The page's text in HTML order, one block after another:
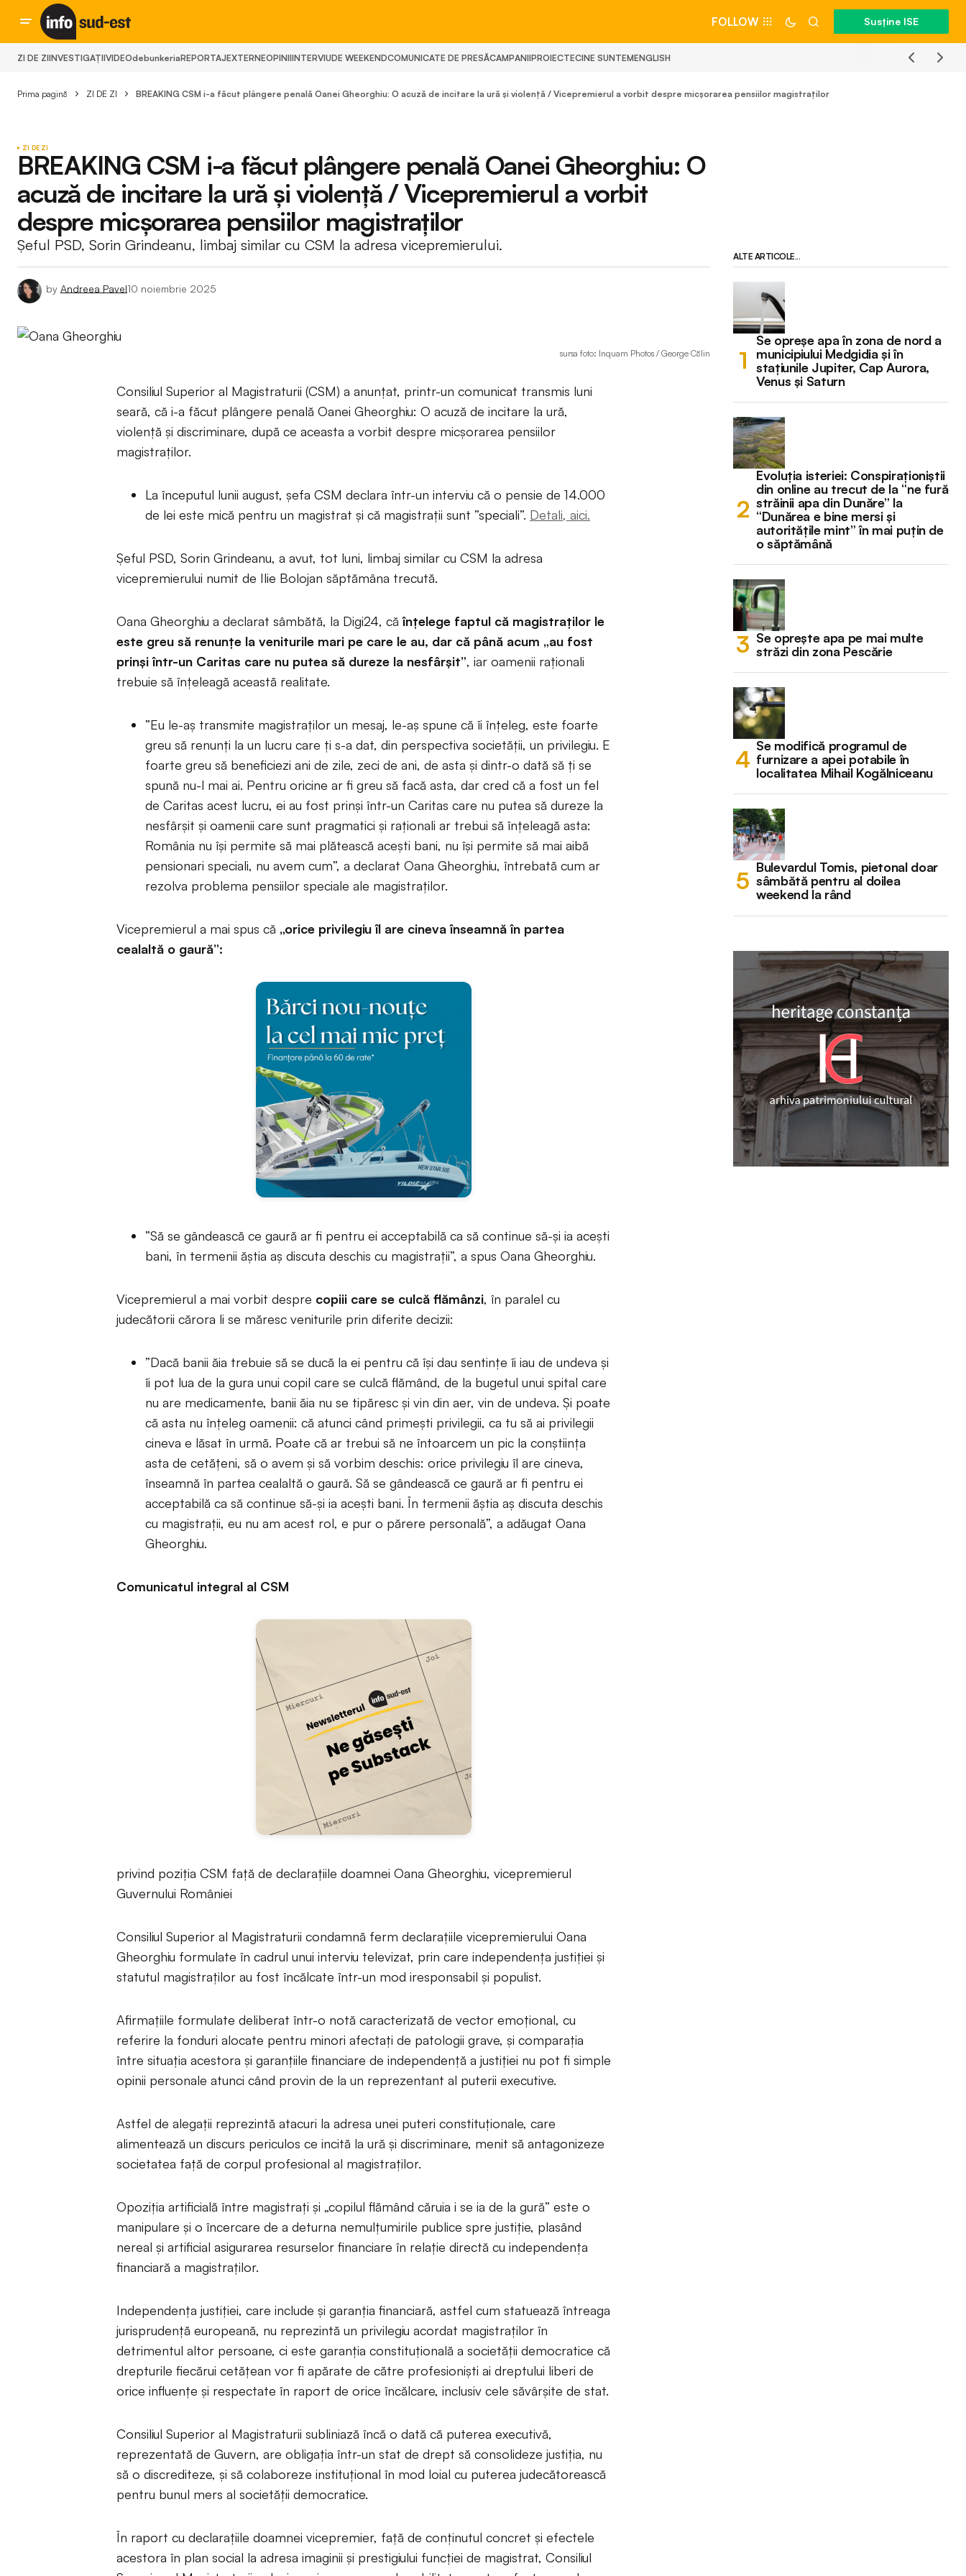
FOLLOW Susține ISE
ZI DE ZIINVESTIGAȚIIVIDEOdebunkeriaREPORTAJEXTERNEOPINIIINTERVIUDE WEEKENDCOMUNICATE DE PRESĂCAMPANIIPROIECTECINE SUNTEMENGLISH
Prima pagină ZI DE ZI BREAKING CSM i-a făcut plângere penală Oanei Gheorghiu: O acuză de incitare la ură și violență / Vicepremierul a vorbit despre micșorarea pensiilor magistraților
ZI DE ZI
BREAKING CSM i-a făcut plângere penală Oanei Gheorghiu: O
acuză de incitare la ură și violență / Vicepremierul a vorbit
despre micșorarea pensiilor magistraților
Șeful PSD, Sorin Grindeanu, limbaj similar cu CSM la adresa vicepremierului.
by Andreea Pavel10 noiembrie 2025
sursa foto: Inquam Photos / George Călin
Consiliul Superior al Magistraturii (CSM) a anunțat, printr-un comunicat transmis luni
seară, că i-a făcut plângere penală Oanei Gheorghiu: O acuză de incitare la ură,
violență și discriminare, după ce aceasta a vorbit despre micșorarea pensiilor
magistraților.
La începutul lunii august, șefa CSM declara într-un interviu că o pensie de 14.000
de lei este mică pentru un magistrat și că magistrații sunt ”speciali”. Detali, aici.
Șeful PSD, Sorin Grindeanu, a avut, tot luni, limbaj similar cu CSM la adresa
vicepremierului numit de Ilie Bolojan săptămâna trecută.
Oana Gheorghiu a declarat sâmbătă, la Digi24, că înțelege faptul că magistraților le
este greu să renunțe la veniturile mari pe care le au, dar că până acum „au fost
prinşi într-un Caritas care nu putea să dureze la nesfârşit”, iar oamenii raţionali
trebuie să înţeleagă această realitate.
”Eu le-aş transmite magistraţilor un mesaj, le-aş spune că îi înţeleg, este foarte
greu să renunţi la un lucru care ţi s-a dat, din perspectiva societăţii, un privilegiu. E
foarte greu să beneficiezi ani de zile, zeci de ani, de asta şi dintr-o dată să ţi se
spună nu-l mai ai. Pentru oricine ar fi greu să facă asta, dar cred că a fost un fel
de Caritas acest lucru, ei au fost prinşi într-un Caritas care nu putea să dureze la
nesfârşit şi oamenii care sunt pragmatici şi raţionali ar trebui să înţeleagă asta:
România nu îşi permite să mai plătească aceşti bani, nu îşi permite să mai aibă
pensionari speciali, nu avem cum”, a declarat Oana Gheorghiu, întrebată cum ar
rezolva problema pensiilor speciale ale magistraţilor.
Vicepremierul a mai spus că „orice privilegiu îl are cineva înseamnă în partea
cealaltă o gaură”:
”Să se gândească ce gaură ar fi pentru ei acceptabilă ca să continue să-şi ia aceşti
bani, în termenii ăştia aş discuta deschis cu magistraţii”, a spus Oana Gheorghiu.
Vicepremierul a mai vorbit despre copiii care se culcă flămânzi, în paralel cu
judecătorii cărora li se măresc veniturile prin diferite decizii:
”Dacă banii ăia trebuie să se ducă la ei pentru că îşi dau sentinţe îi iau de undeva şi
îi pot lua de la gura unui copil care se culcă flămând, de la bugetul unui spital care
nu are medicamente, banii ăia nu se tipăresc şi vin din aer, vin de undeva. Şi poate
că asta nu înţeleg oamenii: că atunci când primeşti privilegii, ca tu să ai privilegii
cineva e lăsat în urmă. Poate că ar trebui să ne întoarcem un pic la conştiinţa
asta de cetăţeni, să o avem şi să vorbim deschis: orice privilegiu îl are cineva,
înseamnă în partea cealaltă o gaură. Să se gândească ce gaură ar fi pentru ei
acceptabilă ca să continue să-şi ia aceşti bani. În termenii ăştia aş discuta deschis
cu magistraţii, eu nu am acest rol, e pur o părere personală”, a adăugat Oana
Gheorghiu.
Comunicatul integral al CSM
privind poziţia CSM faţă de declaraţiile doamnei Oana Gheorghiu, vicepremierul
Guvernului României
Consiliul Superior al Magistraturii condamnă ferm declarațiile vicepremierului Oana
Gheorghiu formulate în cadrul unui interviu televizat, prin care independența justiției și
statutul magistraților au fost încălcate într-un mod iresponsabil și populist.
Afirmaţiile formulate deliberat într-o notă caracterizată de vector emoţional, cu
referire la fonduri alocate pentru minori afectaţi de patologii grave, şi comparaţia
între situaţia acestora şi garanţiile financiare de independenţă a justiţiei nu pot fi simple
opinii personale atunci când provin de la un reprezentant al puterii executive.
Astfel de alegaţii reprezintă atacuri la adresa unei puteri constituționale, care
alimentează un discurs periculos ce incită la ură şi discriminare, menit să antagonizeze
societatea faţă de corpul profesional al magistraţilor.
Opoziția artificială între magistrați și „copilul flămând căruia i se ia de la gură” este o
manipulare şi o încercare de a deturna nemulțumirile publice spre justiţie, plasând
nereal şi artificial asigurarea resurselor financiare în relaţie directă cu independenţa
financiară a magistraţilor.
Independența justiției, care include şi garanţia financiară, astfel cum statuează întreaga
jurisprudenţă europeană, nu reprezintă un privilegiu acordat magistraţilor în
detrimentul altor persoane, ci este garanția constituţională a societăţii democratice că
drepturile fiecărui cetățean vor fi apărate de către profesionişti ai dreptului liberi de
orice influenţe şi respectate în raport de orice încălcare, inclusiv cele săvârşite de stat.
Consiliul Superior al Magistraturii subliniază încă o dată că puterea executivă,
reprezentată de Guvern, are obligația într-un stat de drept să consolideze justiția, nu
să o discrediteze, şi să colaboreze instituţional în mod loial cu puterea judecătorească
pentru bunul mers al societăţii democratice.
În raport cu declaraţiile doamnei vicepremier, faţă de conţinutul concret şi efectele
acestora în plan social la adresa imaginii şi prestigiului funcţiei de magistrat, Consiliul
ALTE ARTICOLE...
Se opreșe apa în zona de nord a
municipiului Medgidia și în
stațiunile Jupiter, Cap Aurora,
Venus și Saturn
Evoluția isteriei: Conspiraționiștii
din online au trecut de la “ne fură
străinii apa din Dunăre” la
“Dunărea e bine mersi și
autoritățile mint” în mai puțin de
o săptămână
Se oprește apa pe mai multe
străzi din zona Pescărie
Se modifică programul de
furnizare a apei potabile în
localitatea Mihail Kogălniceanu
Bulevardul Tomis, pietonal doar
sâmbătă pentru al doilea
weekend la rând